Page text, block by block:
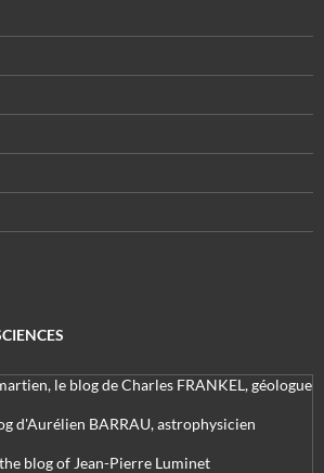
le blog de Charles FRANKEL, géologue
d'Aurélien BARRAU, astrophysicien
blog of Jean-Pierre Luminet